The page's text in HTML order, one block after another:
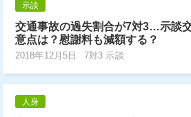
示談
交通事故の過失割合が7対3…示談
意点は？慰謝料も減額する？
2018年12月5日 7対3 示談
人身